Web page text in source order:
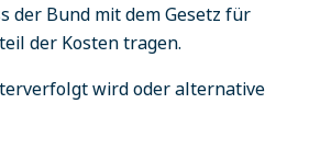
der Bund mit dem Gesetz für
der Kosten tragen.
wird oder alternative